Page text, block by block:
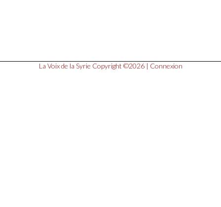
La Voix de la Syrie Copyright ©2026 | Connexion